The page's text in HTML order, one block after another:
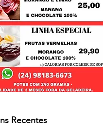
Recentes